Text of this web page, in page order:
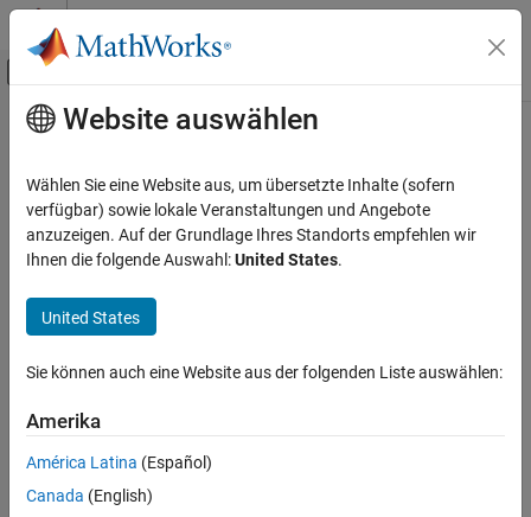
Weiter zum Inhalt
Umschaltung für Off-Canvas-
Startseite der Dokumentation
Hauptinhalt
How useful was this information?
Website auswählen
Wählen Sie eine Website aus, um übersetzte Inhalte (sofern
verfügbar) sowie lokale Veranstaltungen und Angebote
anzuzeigen. Auf der Grundlage Ihres Standorts empfehlen wir
Ihnen die folgende Auswahl:United States.
United States
Sie können auch eine Website aus der folgenden Liste auswählen:
Amerika
América Latina (Español)
Canada (English)